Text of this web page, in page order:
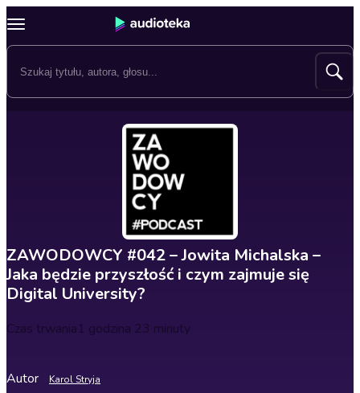
ZAWODOWCY #042 – Jowita Michalska –
Jaka będzie przyszłość i czym zajmuje się
Digital University?
Czas trwania1 godzina 23 minuty
Autor Karol Stryja